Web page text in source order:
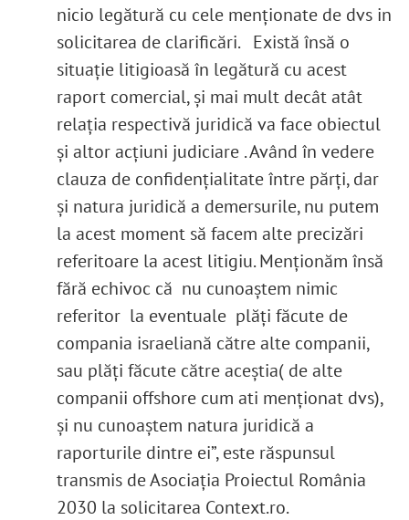
nicio legătură cu cele menționate de dvs in
solicitarea de clarificări. Există însă o
situație litigioasă în legătură cu acest
raport comercial, și mai mult decât atât
relația respectivă juridică va face obiectul
și altor acțiuni judiciare . Având în vedere
clauza de confidențialitate între părți, dar
și natura juridică a demersurile, nu putem
la acest moment să facem alte precizări
referitoare la acest litigiu. Menționăm însă
fără echivoc că nu cunoaștem nimic
referitor la eventuale plăți făcute de
compania israeliană către alte companii,
sau plăți făcute către aceștia( de alte
companii offshore cum ati menționat dvs),
și nu cunoaștem natura juridică a
raporturile dintre ei”, este răspunsul
transmis de Asociația Proiectul România
2030 la solicitarea Context.ro.